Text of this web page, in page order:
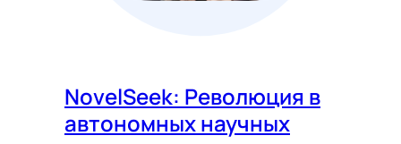
NovelSeek: Революция в
автономных научных